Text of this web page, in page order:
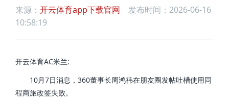
来源： 开云体育app下载官网 发布时间：2026-06-16
10:58:19
开云体育AC米兰:
10月7日消息，360董事长周鸿祎在朋友圈发帖吐槽使用同
程商旅改签失败。